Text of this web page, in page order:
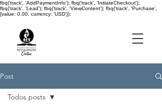
fbq('track', 'AddPaymentInfo'); fbq('track', 'InitiateCheckout');
fbq('track', 'Lead'); fbq('track', 'ViewContent'); fbq('track', 'Purchase',
{value: 0.00, currency: 'USD'});
Post
Todos posts